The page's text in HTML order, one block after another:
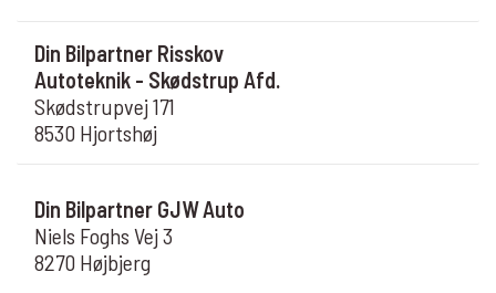
Din Bilpartner Risskov
Autoteknik - Skødstrup Afd.
Skødstrupvej 171
8530 Hjortshøj
Din Bilpartner GJW Auto
Niels Foghs Vej 3
8270 Højbjerg